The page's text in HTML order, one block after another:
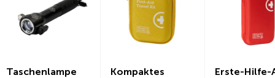
Kompaktes
Erste-Hilfe-Auto-